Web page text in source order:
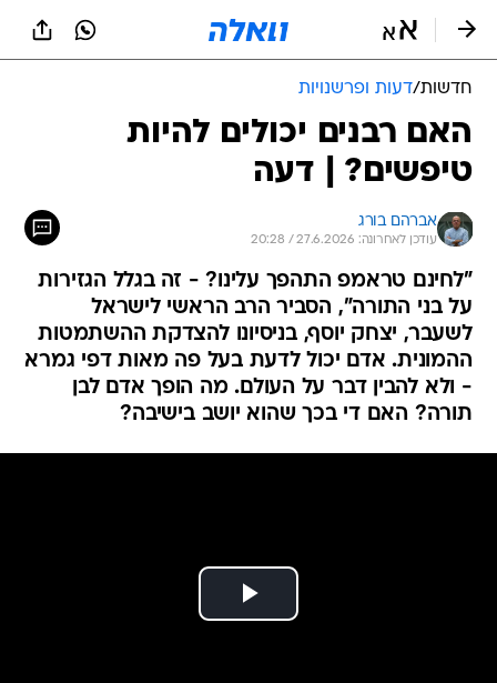
חדשות/דעות ופרשנויות
האם רבנים יכולים להיות
טיפשים? | דעה
אברהם בורג
עודכן לאחרונה: 27.6.2026 / 20:28
"לחינם טראמפ התהפך עלינו? - זה בגלל הגזירות
על בני התורה", הסביר הרב הראשי לישראל
לשעבר, יצחק יוסף, בניסיונו להצדקת ההשתמטות
ההמונית. אדם יכול לדעת בעל פה מאות דפי גמרא
- ולא להבין דבר על העולם. מה הופך אדם לבן
תורה? האם די בכך שהוא יושב בישיבה?